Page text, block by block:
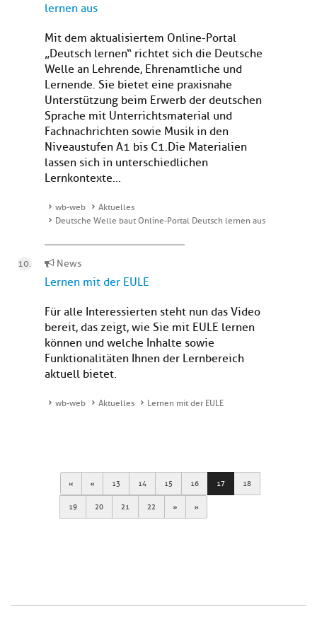
lernen aus
Mit dem aktualisiertem Online-Portal
„Deutsch lernen“ richtet sich die Deutsche
Welle an Lehrende, Ehrenamtliche und
Lernende. Sie bietet eine praxisnahe
Unterstützung beim Erwerb der deutschen
Sprache mit Unterrichtsmaterial und
Fachnachrichten sowie Musik in den
Niveaustufen A1 bis C1.Die Materialien
lassen sich in unterschiedlichen
Lernkontexte...
wb-web
Aktuelles
Deutsche Welle baut Online-Portal Deutsch lernen aus
News
Lernen mit der EULE
Für alle Interessierten steht nun das Video
bereit, das zeigt, wie Sie mit EULE lernen
können und welche Inhalte sowie
Funktionalitäten Ihnen der Lernbereich
aktuell bietet.
wb-web Aktuelles Lernen mit der EULE
First Previous
13 14 15 16 17 18
19 20 21 22 Next Last